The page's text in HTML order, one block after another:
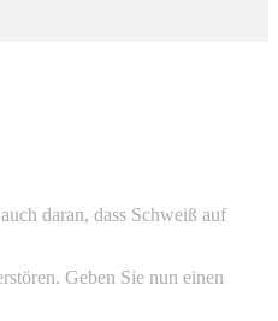
daran, dass Schweiß auf
Geben Sie nun einen